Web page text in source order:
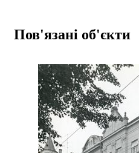
Пов'язані об'єкти